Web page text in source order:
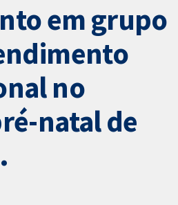
em grupo
no
natal de